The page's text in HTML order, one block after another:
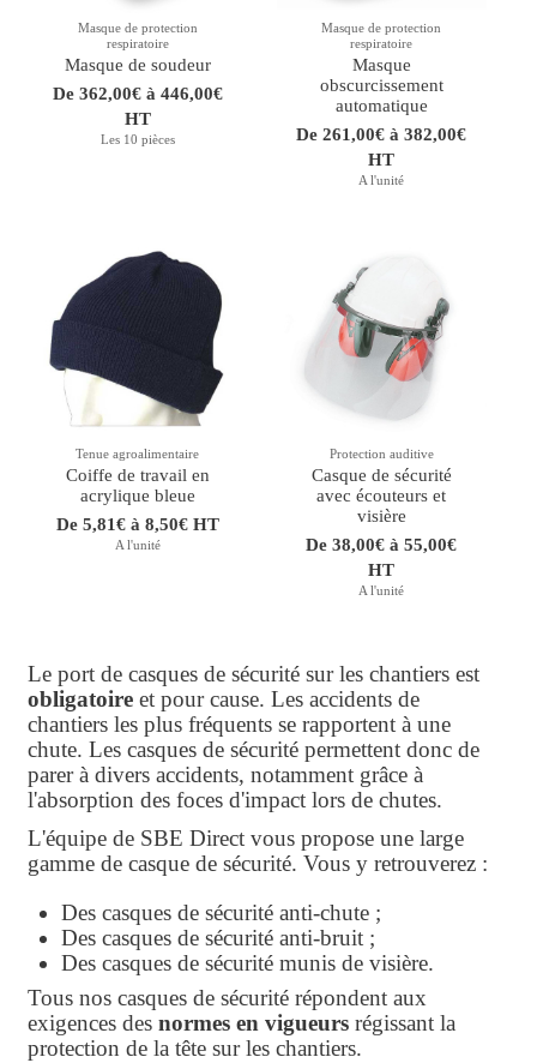
Masque de protection
respiratoire
Masque de soudeur
De 362,00€ à 446,00€
HT
Les 10 pièces
Masque de protection
respiratoire
Masque
obscurcissement
automatique
De 261,00€ à 382,00€
HT
A l'unité
Tenue agroalimentaire
Coiffe de travail en
acrylique bleue
De 5,81€ à 8,50€ HT
A l'unité
Protection auditive
Casque de sécurité
avec écouteurs et
visière
De 38,00€ à 55,00€
HT
A l'unité
Le port de casques de sécurité sur les chantiers est
obligatoire et pour cause. Les accidents de
chantiers les plus fréquents se rapportent à une
chute. Les casques de sécurité permettent donc de
parer à divers accidents, notamment grâce à
l'absorption des foces d'impact lors de chutes.
L'équipe de SBE Direct vous propose une large
gamme de casque de sécurité. Vous y retrouverez :
Des casques de sécurité anti-chute ;
Des casques de sécurité anti-bruit ;
Des casques de sécurité munis de visière.
Tous nos casques de sécurité répondent aux
exigences des normes en vigueurs régissant la
protection de la tête sur les chantiers.